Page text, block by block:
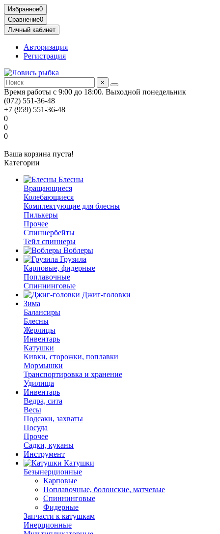
Избранное0
Сравнение0
Личный кабинет
Авторизация
Регистрация
×
Время работы с 9:00 до 18:00. Выходной понедельник
(072) 551-36-48
+7 (959) 551-36-48
0
0
0
Ваша корзина пуста!
Категории
Блесны
Вращающиеся
Колебающиеся
Комплектующие для блесны
Пилькеры
Прочее
Спиннербейты
Тейл спиннеры
Воблеры
Грузила
Карповые, фидерные
Поплавочные
Спиннинговые
Джиг-головки
Зима
Балансиры
Блесны
Жерлицы
Инвентарь
Катушки
Кивки, сторожки, поплавки
Мормышки
Транспортировка и хранение
Удилища
Инвентарь
Ведра, сита
Весы
Подсаки, захваты
Посуда
Прочее
Садки, куканы
Инструмент
Катушки
Безынерционные
Карповые
Поплавочные, болонские, матчевые
Спиннинговые
Фидерные
Запчасти к катушкам
Инерционные